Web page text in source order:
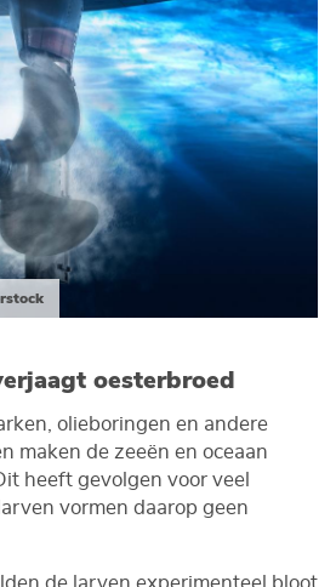
oesterbroed
olieboringen en andere
maken de zeeën en oceaan
heeft gevolgen voor veel
vormen daarop geen
de larven experimenteel bloot